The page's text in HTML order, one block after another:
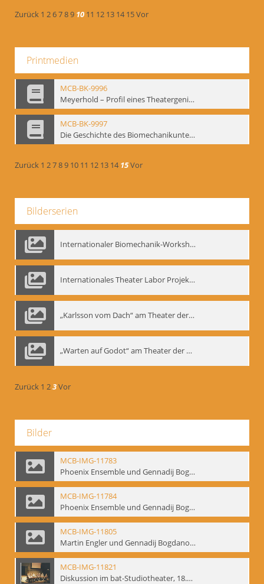
Zurück 1 26789 10 11 12 13 14 15Vor
Printmedien
MCB-BK-9996
Meyerhold – Profil eines Theatergenies. Vortrag. Arbeitsdemonstration - interne Signatur: BM-prt-203
MCB-BK-9997
Die Geschichte des Biomechanikunterrichts im Theater der Satire - interne Signatur: BM-prt-204
Zurück 1 2789 10 11 12 13 14 15Vor
Bilderserien
Internationaler Biomechanik-Workshop, Moskau 1993
Internationales Theater Labor Projekt: Play Don Juan
„Karlsson vom Dach“ am Theater der Satire, Moskau 1985
„Warten auf Godot“ am Theater der Saire, Moskau 1980er
Zurück 1 23Vor
Bilder
MCB-IMG-11783
Phoenix Ensemble und Gennadij Bogdanow; BM-img-105-9
MCB-IMG-11784
Phoenix Ensemble und Gennadij Bogdanow; BM-img-105-10
MCB-IMG-11805
Martin Engler und Gennadij Bogdanow; BM-img-113
MCB-IMG-11821
Diskussion im bat-Studiotheater, 18.09.1995; BM-img-127-3